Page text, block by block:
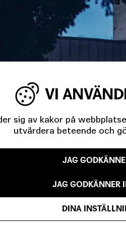
VI
sig av kakor på
utvärdera beteende och
JAG
JAG GODKÄNNER
DINA